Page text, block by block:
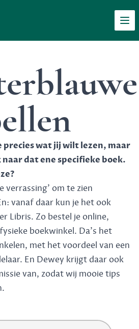
precies wat jij wilt lezen, maar
naar dat ene specifieke boek.
verrassing' om te zien
vanaf daar kun je het ook
Libris. Zo bestel je online,
boekwinkel. Da's het
met het voordeel van een
En Dewey krijgt daar ook
van, zodat wij mooie tips